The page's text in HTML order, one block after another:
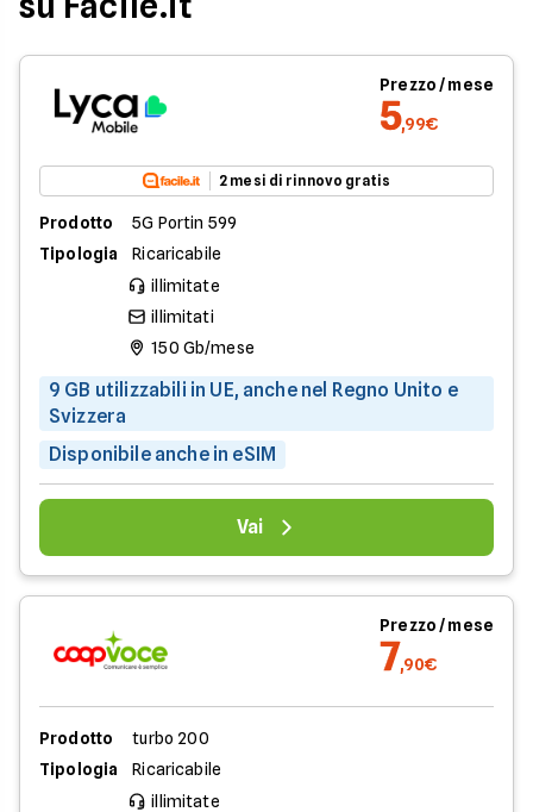
Prezzo / mese
5,99€
2 mesi di rinnovo gratis
Prodotto
5G Portin 599
Tipologia
Ricaricabile
illimitate
illimitati
150 Gb/mese
9 GB utilizzabili in UE, anche nel Regno Unito e
Svizzera
Disponibile anche in eSIM
Vai
Prezzo / mese
7,90€
Prodotto
turbo 200
Tipologia
Ricaricabile
illimitate